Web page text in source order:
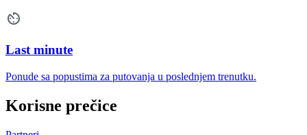
Last minute
Ponude sa popustima za putovanja u poslednjem trenutku.
Korisne prečice